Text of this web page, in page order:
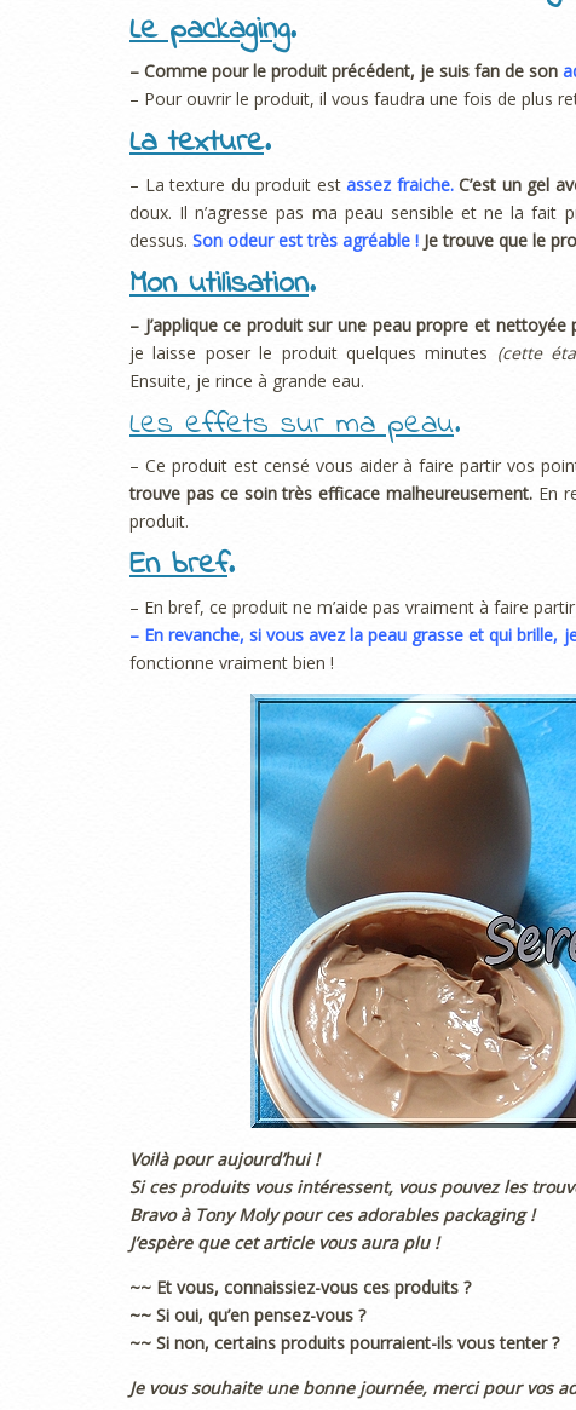
Le packaging.
– Comme pour le produit précédent, je suis fan de son
– Pour ouvrir le produit, il vous faudra une fois de plus
La texture.
– La texture du produit estassez fraiche.C’est un gel
doux. Il n’agresse pas ma peau sensible et ne la
dessus. Son odeur est très agréable ! Je trouve que le
Mon utilisation.
– J’applique ce produit sur une peau propre et nettoyée
je laisse poser le produit quelques minutes (cette
Ensuite, je rince à grande eau.
Les effets sur ma peau.
– Ce produit est censé vous aider à faire partir vos
trouve pas ce soin très efficace malheureusement. En
produit.
En bref.
– En bref, ce produit ne m’aide pas vraiment à faire
– En revanche, si vous avez la peau grasse et qui brille,
fonctionne vraiment bien !
Voilà pour aujourd’hui !
Si ces produits vous intéressent, vous pouvez les
Bravo à Tony Moly pour ces adorables packaging !
J’espère que cet article vous aura plu !
~~ Et vous, connaissiez-vous ces produits ?
~~ Si oui, qu’en pensez-vous ?
~~ Si non, certains produits pourraient-ils vous tenter ?
Je vous souhaite une bonne journée, merci pour vos